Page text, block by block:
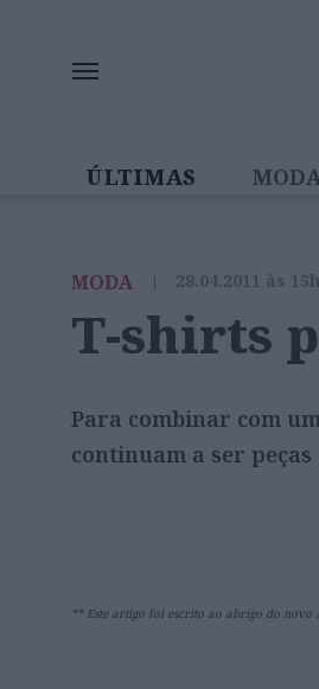
ÚLTIMAS MODA
MODA | 28.04.2011 às
T-shirts
Para combinar com
continuam a ser
** Este artigo foi escrito ao abrigo do